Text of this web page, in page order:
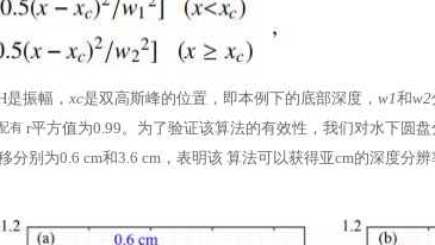
是振幅， xc是双高斯峰的位置，即本例下的底部深度， w1和w2
有 r平方值为0.99。为了验证该算法的有效性，我们对水下圆盘
分别为0.6 cm和3.6 cm，表明该 算法可以获得亚cm的深度分